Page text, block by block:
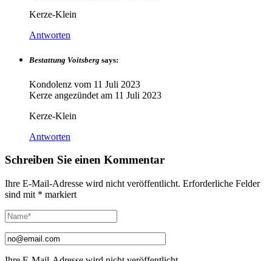
Kerze-Klein
Antworten
Bestattung Voitsberg says:
Kondolenz vom 11 Juli 2023
Kerze angezündet am 11 Juli 2023
Kerze-Klein
Antworten
Schreiben Sie einen Kommentar
Ihre E-Mail-Adresse wird nicht veröffentlicht. Erforderliche Felder
sind mit * markiert